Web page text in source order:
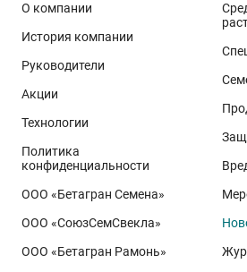
О компании
История компании
Руководители
Акции
Технологии
Политика
конфиденциальности
ООО «Бетагран Семена»
ООО «СоюзСемСвекла»
ООО «Бетагран Рамонь»